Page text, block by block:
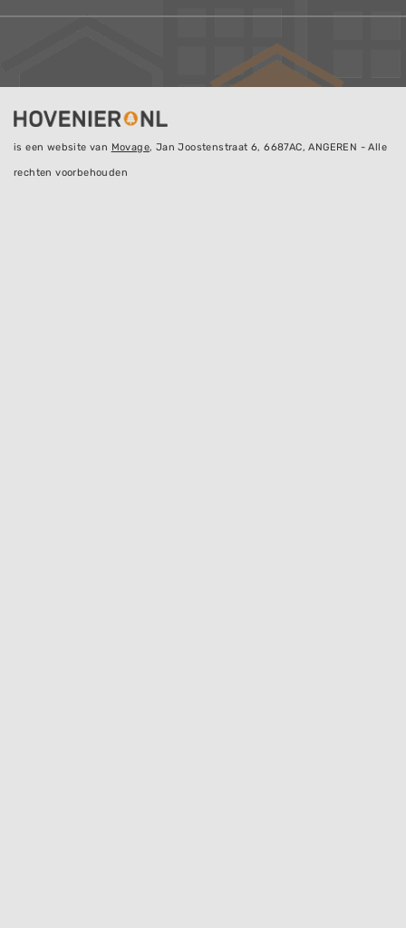
is een website van Movage, Jan Joostenstraat 6, 6687AC, ANGEREN - Alle
rechten voorbehouden